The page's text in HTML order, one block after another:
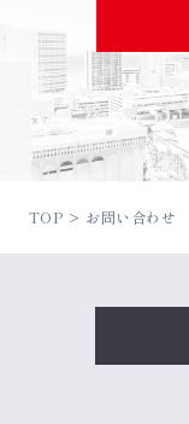
TOP お問い合わせ